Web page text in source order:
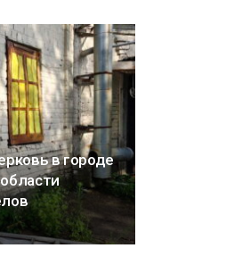
в городе